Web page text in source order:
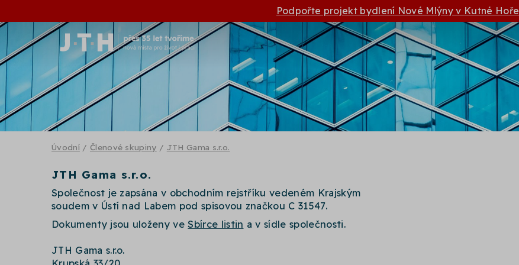
Podpořte projekt bydlení Nové Mlýny v Kutné Hoře
Úvodní / Členové skupiny / JTH Gama s.r.o.
JTH Gama s.r.o.
Společnost je zapsána v obchodním rejstříku vedeném Krajským
soudem v Ústí nad Labem pod spisovou značkou C 31547.
Dokumenty jsou uloženy veSbírce listin a v sídle společnosti.
JTH Gama s.r.o.